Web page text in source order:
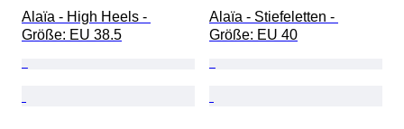
Alaïa - High Heels -
Größe: EU 38.5
Alaïa - Stiefeletten -
Größe: EU 40